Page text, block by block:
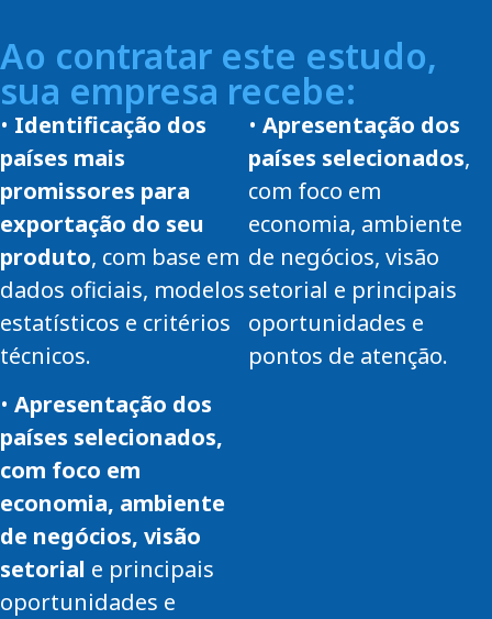
Ao contratar este estudo,
sua empresa recebe:
• Identificação dos
países mais
promissores para
exportação do seu
produto, com base em
dados oficiais, modelos
estatísticos e critérios
técnicos.
• Apresentação dos
países selecionados,
com foco em
economia, ambiente
de negócios, visão
setorial e principais
oportunidades e
•Apresentação dos
países selecionados,
com foco em
economia, ambiente
de negócios, visão
setorial e principais
oportunidades e
pontos de atenção.